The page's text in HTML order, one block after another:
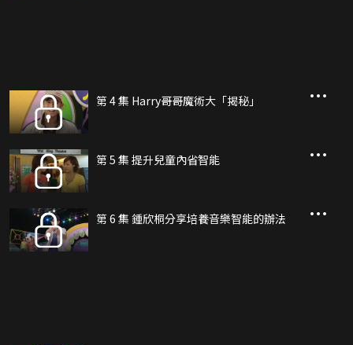
第 4 集 Harry哥哥魔術大「揭秘」
第 5 集 提升兒童內省智能
第 6 集 鍾欣桐分享培養音樂智能的辦法